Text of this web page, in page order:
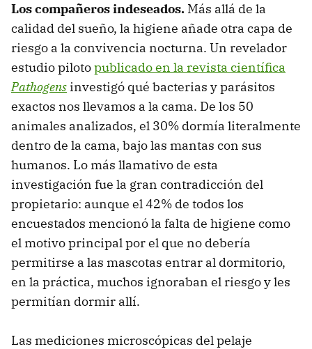
Los compañeros indeseados. Más allá de la
calidad del sueño, la higiene añade otra capa de
riesgo a la convivencia nocturna. Un revelador
estudio pilotopublicado en la revista científica
Pathogens investigó qué bacterias y parásitos
exactos nos llevamos a la cama. De los 50
animales analizados, el 30% dormía literalmente
dentro de la cama, bajo las mantas con sus
humanos. Lo más llamativo de esta
investigación fue la gran contradicción del
propietario: aunque el 42% de todos los
encuestados mencionó la falta de higiene como
el motivo principal por el que no debería
permitirse a las mascotas entrar al dormitorio,
en la práctica, muchos ignoraban el riesgo y les
permitían dormir allí.
Las mediciones microscópicas del pelaje